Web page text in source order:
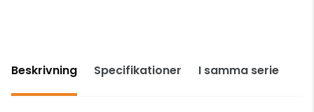
Beskrivning Specifikationer I samma serie